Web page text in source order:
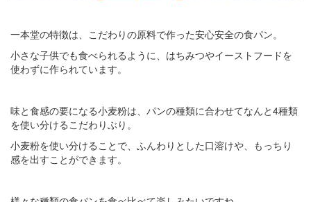
一本堂の特徴は、こだわりの原料で作った安心安全の食パン。
小さな子供でも食べられるように、はちみつやイーストフードを
使わずに作られています。
味と食感の要になる小麦粉は、パンの種類に合わせてなんと4種類
を使い分けるこだわりぶり。
小麦粉を使い分けることで、ふんわりとした口溶けや、もっちり
感を出すことができます。